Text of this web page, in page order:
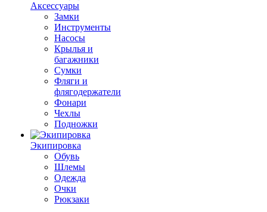
Аксессуары
Замки
Инструменты
Насосы
Крылья и
багажники
Сумки
Фляги и
флягодержатели
Фонари
Чехлы
Подножки
Экипировка
Обувь
Шлемы
Одежда
Очки
Рюкзаки